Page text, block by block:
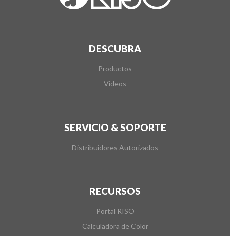
DESCUBRA
Productos
Videos
SERVICIO & SOPORTE
Distribuidores Autorizados
RECURSOS
Portal RISO
Calculadora de Color